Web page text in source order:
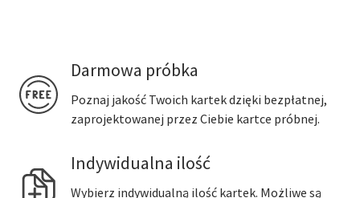
Darmowa próbka
Poznaj jakość Twoich kartek dzięki bezpłatnej,
zaprojektowanej przez Ciebie kartce próbnej.
Indywidualna ilość
Wybierz indywidualną ilość kartek. Możliwe są